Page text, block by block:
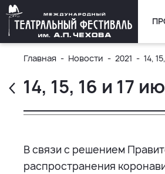
Главная Новости 2021 14,
14, 15, 16 и 17
В связи с решением
распространения